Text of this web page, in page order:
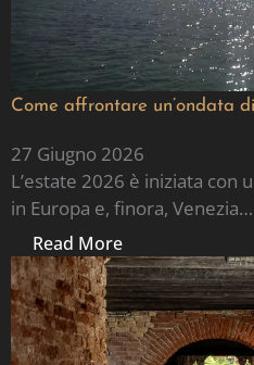
Come affrontare un’ondata
27 Giugno 2026
L’estate 2026 è iniziata con
in Europa e, finora, Venezia…
Read More